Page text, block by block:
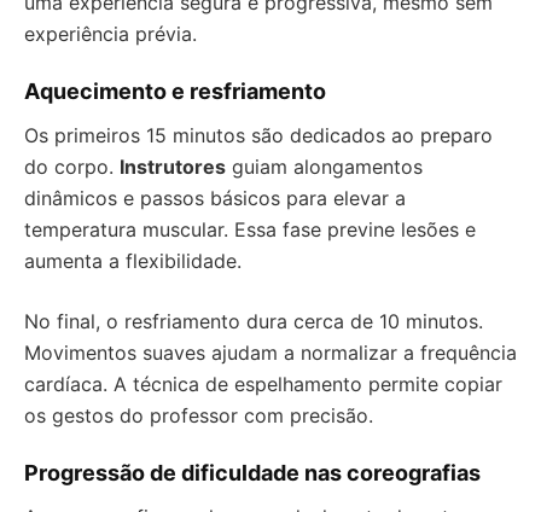
experiência prévia.
Aquecimento e resfriamento
Os primeiros 15 minutos são dedicados ao preparo
do corpo. Instrutores guiam alongamentos
dinâmicos e passos básicos para elevar a
temperatura muscular. Essa fase previne lesões e
aumenta a flexibilidade.
No final, o resfriamento dura cerca de 10 minutos.
Movimentos suaves ajudam a normalizar a frequência
cardíaca. A técnica de espelhamento permite copiar
os gestos do professor com precisão.
Progressão de dificuldade nas coreografias